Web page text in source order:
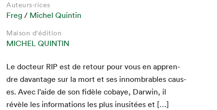
Auteurs·rices
Freg / Michel Quintin
Maison d'édition
MICHEL QUINTIN
Le doc­teur RIP est de retour pour vous en appren­
dre davan­tage sur la mort et ses innom­brables caus­
es. Avec l’aide de son fidèle cobaye, Dar­win, il
révèle les infor­ma­tions les plus inusitées et […]